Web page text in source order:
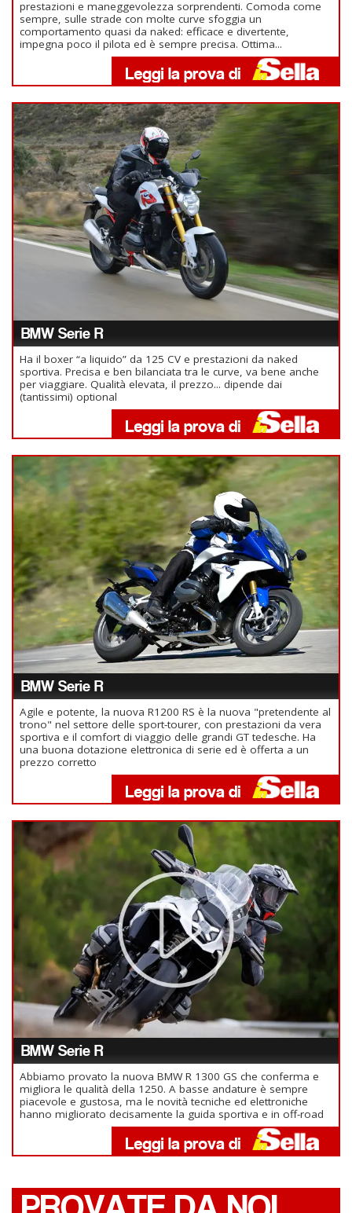
prestazioni e maneggevolezza sorprendenti. Comoda come
sempre, sulle strade con molte curve sfoggia un
comportamento quasi da naked: efficace e divertente,
impegna poco il pilota ed è sempre precisa. Ottima...
BMW Serie R
Ha il boxer “a liquido” da 125 CV e prestazioni da naked
sportiva. Precisa e ben bilanciata tra le curve, va bene anche
per viaggiare. Qualità elevata, il prezzo... dipende dai
(tantissimi) optional
BMW Serie R
Agile e potente, la nuova R1200 RS è la nuova "pretendente al
trono" nel settore delle sport-tourer, con prestazioni da vera
sportiva e il comfort di viaggio delle grandi GT tedesche. Ha
una buona dotazione elettronica di serie ed è offerta a un
prezzo corretto
BMW Serie R
Abbiamo provato la nuova BMW R 1300 GS che conferma e
migliora le qualità della 1250. A basse andature è sempre
piacevole e gustosa, ma le novità tecniche ed elettroniche
hanno migliorato decisamente la guida sportiva e in off-road